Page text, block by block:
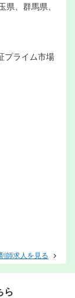
県、群馬県、
プライム市場
師求人を見る
ら